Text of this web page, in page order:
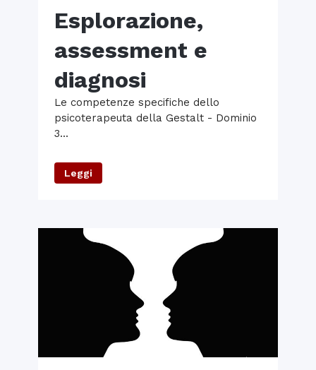
Esplorazione,
assessment e
diagnosi
Le competenze specifiche dello
psicoterapeuta della Gestalt - Dominio
3...
Leggi